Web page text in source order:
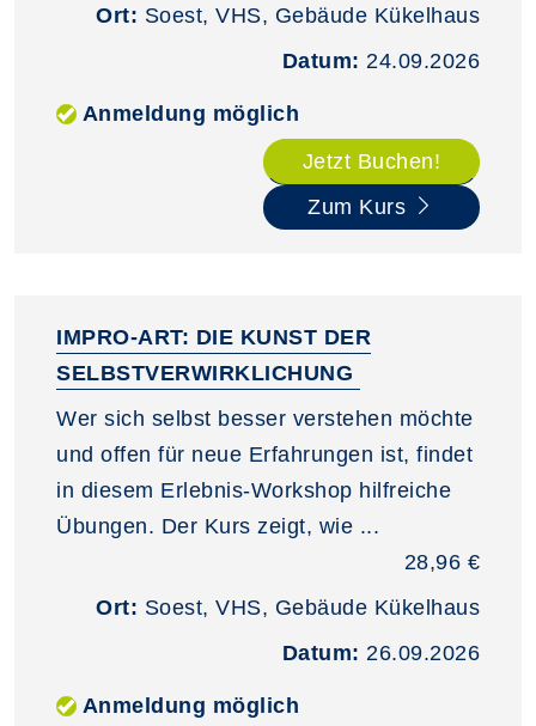
Ort: Soest, VHS, Gebäude Kükelhaus
Datum: 24.09.2026
Anmeldung möglich
Jetzt Buchen!
Zum Kurs
IMPRO-ART: DIE KUNST DER
SELBSTVERWIRKLICHUNG
Wer sich selbst besser verstehen möchte
und offen für neue Erfahrungen ist, findet
in diesem Erlebnis‑Workshop hilfreiche
Übungen. Der Kurs zeigt, wie ...
28,96 €
Ort: Soest, VHS, Gebäude Kükelhaus
Datum: 26.09.2026
Anmeldung möglich